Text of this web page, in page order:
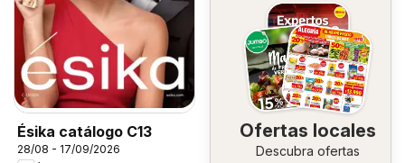
Ésika catálogo C13
28/08 - 17/09/2026
Ofertas locales
Descubra ofertas